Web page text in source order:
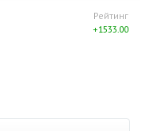
Рейтинг
+1533.00